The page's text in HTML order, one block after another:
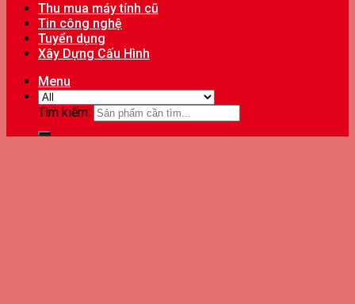
Thu mua máy tính cũ
Tin công nghệ
Tuyển dụng
Xây Dựng Cấu Hình
Menu
Tìm kiếm: